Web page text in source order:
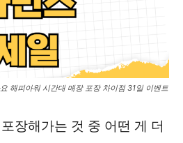
해피아워 시간대 매장 포장 차이점 31일 이벤트
장해가는 것 중 어떤 게 더